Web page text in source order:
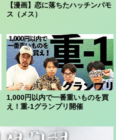
【漫画】恋に落ちたハッチンパモ
ス（メス）
1,000円以内で一番重いものを買
え！重-1グランプリ開催